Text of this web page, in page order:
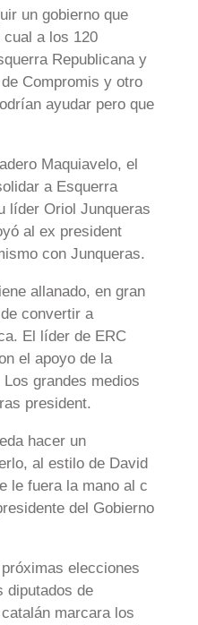
un gobierno que
a los 120
Republicana y
Compromis y otro
ayudar pero que
Maquiavelo, el
a Esquerra
líder Oriol Junqueras
al ex president
con Junqueras.
allanado, en gran
convertir a
El líder de ERC
el apoyo de la
grandes medios
president.
hacer un
al estilo de David
le fuera la mano al c
del Gobierno
elecciones
diputados de
marcara los